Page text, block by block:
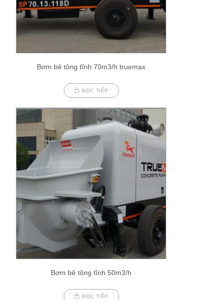
Bơm bê tông tĩnh 70m3/h truemax
ĐỌC TIẾP
Bơm bê tông tĩnh 50m3/h
ĐỌC TIẾP